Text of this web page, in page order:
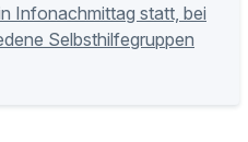
Infonachmittag statt, bei
Selbsthilfegruppen